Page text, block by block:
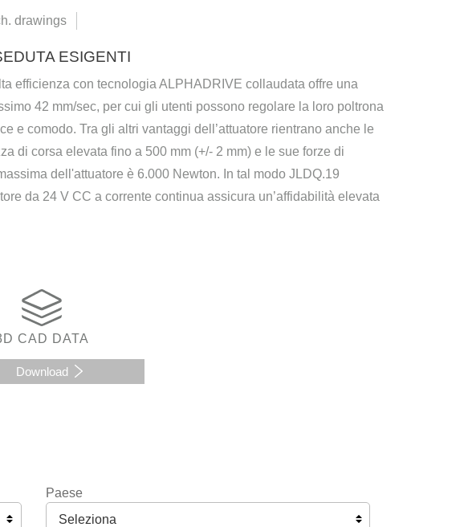
drawings
ESIGENTI
efficienza con tecnologia ALPHADRIVE collaudata offre una
42 mm/sec, per cui gli utenti possono regolare la loro poltrona
e comodo. Tra gli altri vantaggi dell’attuatore rientrano anche le
di corsa elevata fino a 500 mm (+/- 2 mm) e le sue forze di
dell'attuatore è 6.000 Newton. In tal modo JLDQ.19
da 24 V CC a corrente continua assicura un’affidabilità elevata
CAD DATA
Download
Paese